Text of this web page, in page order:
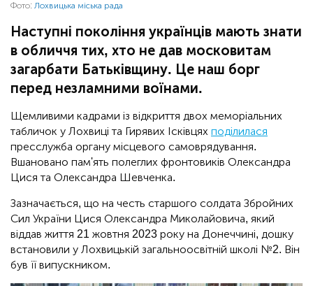
Фото: Лохвицька міська рада
Наступні покоління українців мають знати
в обличчя тих, хто не дав московитам
загарбати Батьківщину. Це наш борг
перед незламними воїнами.
Щемливими кадрами із відкриття двох меморіальних
табличок у Лохвиці та Гирявих Ісківцях поділилася
пресслужба органу місцевого самоврядування.
Вшановано пам'ять полеглих фронтовиків Олександра
Цися та Олександра Шевченка.
Зазначається, що на честь старшого солдата Збройних
Сил України Цися Олександра Миколайовича, який
віддав життя 21 жовтня 2023 року на Донеччині, дошку
встановили у Лохвицькій загальноосвітній школі №2. Він
був її випускником.